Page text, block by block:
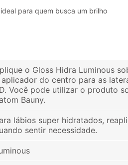
para quem busca um brilho
o Gloss Hidra Luminous
aplicador do centro para as
Você pode utilizar o produto
Bauny.
lábios super hidratados,
sentir necessidade.